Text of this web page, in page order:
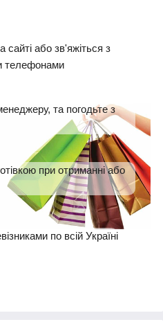
сайті або зв'яжіться з
телефонами
та погодьте з
при отриманні або
по всій Україні